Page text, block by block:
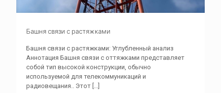
Башня связи с растяжками
Башня связи с растяжками: Углубленный анализ
Аннотация Башня связи с оттяжками представляет
собой тип высокой конструкции, обычно
используемой для телекоммуникаций и
радиовещания.. Этот [...]